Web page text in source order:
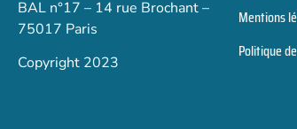
BAL n°17 – 14 rue Brochant –
75017 Paris
Copyright 2023
Mentions
Politique